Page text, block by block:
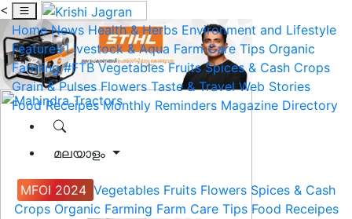
<
Home News Health & Herbs Environment and Lifestyle
Features Livestock & Aqua Farm Care Tips Organic
Farming #FTB Vegetables Fruits Spices & Cash Crops
Grain & Pulses Flowers Taste & Travel Web Stories
Food Receipes Monthly Reminders Magazine Directory
മലയാളം
MFOI 2024 Vegetables Fruits Flowers Spices & Cash
Crops Organic Farming Farm Care Tips Food Receipes